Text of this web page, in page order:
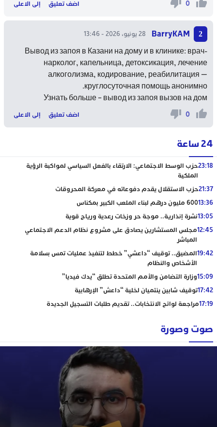
0 اضف تعليق إلى الاعلى
BarryKAM 28 يونيو، 2026 - 13:46
Вывод из запоя в Казани на дому и в клинике: врач-
нарколог, капельница, детоксикация, лечение
алкоголизма, кодирование, реабилитация —
круглосуточная помощь анонимно.
Узнать больше – вывод из запоя вызов на дом
0 اضف تعليق إلى الاعلى
24 ساعة
23:18حزب الوسط الاجتماعي: الارتقاء بالفعل السياسي لمواكبة الرؤية
الملكية
21:37حزب الاستقلال يقدم دفوعاته في معركة المحروقات
13:36600 مليون درهم لبناء الملعب الكبير بمكناس
13:05نشرة إنذارية.. موجة حر وزخات رعدية ورياح قوية
12:45مجلس المستشارين يصادق على مشروع نظام الدعم الاجتماعي
المباشر
19:42المضيق.. توقيف “داعشي” خطط لتنفيذ عمليات تمس بسلامة
الأشخاص والنظام
15:09وزارة التضامن والأمم المتحدة تطلق “يدك فيديا”
17:42توقيف شابين ينتميان لخلية “داعش” الإرهابية
17:19مراجعة لوائح الانتخابات.. تقديم طلبات التسجيل الجديدة
صوت وصورة